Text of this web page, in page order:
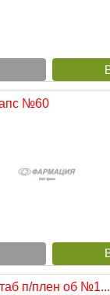
№60
п/плен об №1...